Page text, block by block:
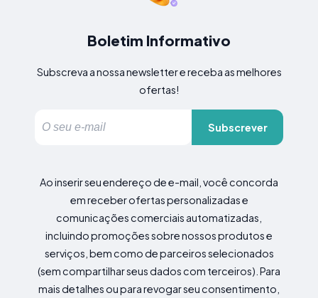
Boletim Informativo
Subscreva a nossa newsletter e receba as melhores
ofertas!
Subscrever
Ao inserir seu endereço de e-mail, você concorda
em receber ofertas personalizadas e
comunicações comerciais automatizadas,
incluindo promoções sobre nossos produtos e
serviços, bem como de parceiros selecionados
(sem compartilhar seus dados com terceiros). Para
mais detalhes ou para revogar seu consentimento,